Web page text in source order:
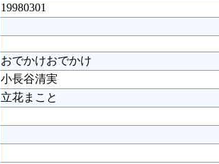
19980301
おでかけおでかけ
小長谷清実
立花まこと